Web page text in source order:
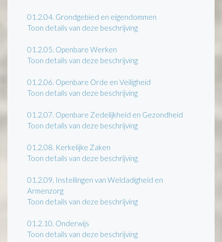
01.2.04. Grondgebied en eigendommen
Toon details van deze beschrijving
01.2.05. Openbare Werken
Toon details van deze beschrijving
01.2.06. Openbare Orde en Veiligheid
Toon details van deze beschrijving
01.2.07. Openbare Zedelijkheid en Gezondheid
Toon details van deze beschrijving
01.2.08. Kerkelijke Zaken
Toon details van deze beschrijving
01.2.09. Instellingen van Weldadigheid en
Armenzorg
Toon details van deze beschrijving
01.2.10. Onderwijs
Toon details van deze beschrijving